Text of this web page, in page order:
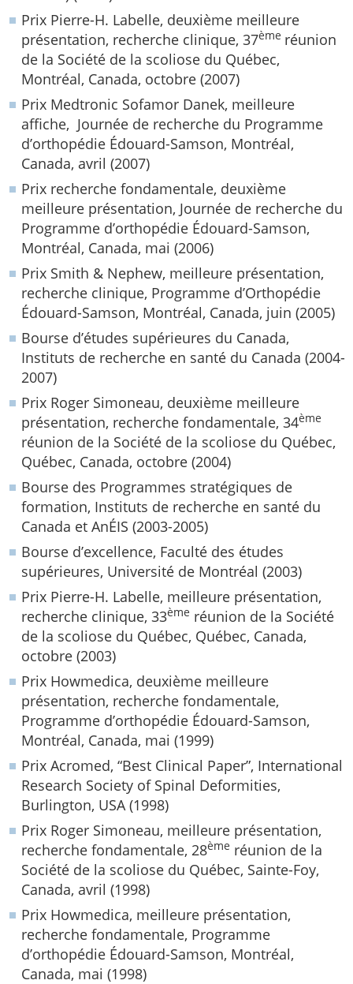
Prix Pierre-H. Labelle, deuxième meilleure
présentation, recherche clinique, 37ème réunion
de la Société de la scoliose du Québec,
Montréal, Canada, octobre (2007)
Prix Medtronic Sofamor Danek, meilleure
affiche, Journée de recherche du Programme
d’orthopédie Édouard-Samson, Montréal,
Canada, avril (2007)
Prix recherche fondamentale, deuxième
meilleure présentation, Journée de recherche du
Programme d’orthopédie Édouard-Samson,
Montréal, Canada, mai (2006)
Prix Smith & Nephew, meilleure présentation,
recherche clinique, Programme d’Orthopédie
Édouard-Samson, Montréal, Canada, juin (2005)
Bourse d’études supérieures du Canada,
Instituts de recherche en santé du Canada (2004-
2007)
Prix Roger Simoneau, deuxième meilleure
présentation, recherche fondamentale, 34ème
réunion de la Société de la scoliose du Québec,
Québec, Canada, octobre (2004)
Bourse des Programmes stratégiques de
formation, Instituts de recherche en santé du
Canada et AnÉIS (2003-2005)
Bourse d’excellence, Faculté des études
supérieures, Université de Montréal (2003)
Prix Pierre-H. Labelle, meilleure présentation,
recherche clinique, 33ème réunion de la Société
de la scoliose du Québec, Québec, Canada,
octobre (2003)
Prix Howmedica, deuxième meilleure
présentation, recherche fondamentale,
Programme d’orthopédie Édouard-Samson,
Montréal, Canada, mai (1999)
Prix Acromed, “Best Clinical Paper”, International
Research Society of Spinal Deformities,
Burlington, USA (1998)
Prix Roger Simoneau, meilleure présentation,
recherche fondamentale, 28ème réunion de la
Société de la scoliose du Québec, Sainte-Foy,
Canada, avril (1998)
Prix Howmedica, meilleure présentation,
recherche fondamentale, Programme
d’orthopédie Édouard-Samson, Montréal,
Canada, mai (1998)